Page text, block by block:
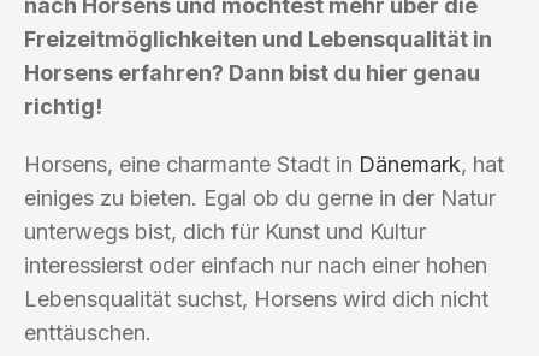
nach Horsens und möchtest mehr über die
Freizeitmöglichkeiten und Lebensqualität in
Horsens erfahren? Dann bist du hier genau
richtig!
Horsens, eine charmante Stadt in Dänemark, hat
einiges zu bieten. Egal ob du gerne in der Natur
unterwegs bist, dich für Kunst und Kultur
interessierst oder einfach nur nach einer hohen
Lebensqualität suchst, Horsens wird dich nicht
enttäuschen.